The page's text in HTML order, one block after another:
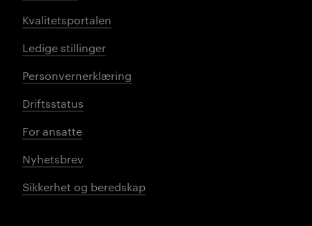
Kvalitetsportalen
Ledige stillinger
Personvernerklæring
Driftsstatus
For ansatte
Nyhetsbrev
Sikkerhet og beredskap